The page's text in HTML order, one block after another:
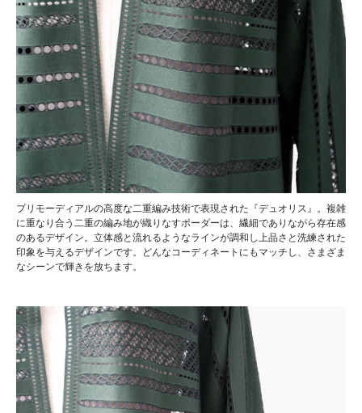
プリモーディアルの高度な二重編み技術で表現された『デュオリス』。複雑
に重なり合う二重の編み地が織りなすボーダーは、繊細でありながら存在感
のあるデザイン。立体感と流れるようなラインが調和し上品さと洗練された
印象を与えるデザインです。どんなコーディネートにもマッチし、さまざま
なシーンで輝きを放ちます。